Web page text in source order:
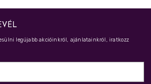
legújabb akcióinkról, ajánlatainkról, iratkozz